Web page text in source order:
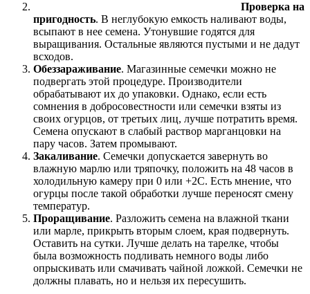
Проверка на
пригодность. В неглубокую емкость наливают воды,
всыпают в нее семена. Утонувшие годятся для
выращивания. Остальные являются пустыми и не дадут
всходов.
Обеззараживание. Магазинные семечки можно не
подвергать этой процедуре. Производители
обрабатывают их до упаковки. Однако, если есть
сомнения в добросовестности или семечки взяты из
своих огурцов, от третьих лиц, лучше потратить время.
Семена опускают в слабый раствор марганцовки на
пару часов. Затем промывают.
Закаливание. Семечки допускается завернуть во
влажную марлю или тряпочку, положить на 48 часов в
холодильную камеру при 0 или +2С. Есть мнение, что
огурцы после такой обработки лучше переносят смену
температур.
Проращивание. Разложить семена на влажной ткани
или марле, прикрыть вторым слоем, края подвернуть.
Оставить на сутки. Лучше делать на тарелке, чтобы
была возможность подливать немного воды либо
опрыскивать или смачивать чайной ложкой. Семечки не
должны плавать, но и нельзя их пересушить.